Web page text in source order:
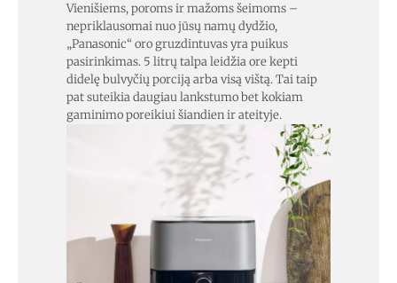
Vienišiems, poroms ir mažoms šeimoms –
nepriklausomai nuo jūsų namų dydžio,
„Panasonic“ oro gruzdintuvas yra puikus
pasirinkimas. 5 litrų talpa leidžia ore kepti
didelę bulvyčių porciją arba visą vištą. Tai taip
pat suteikia daugiau lankstumo bet kokiam
gaminimo poreikiui šiandien ir ateityje.